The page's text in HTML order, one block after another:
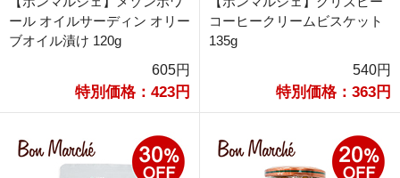
ール オイルサーディン オリー
ブオイル漬け 120g
605円
特別価格：423円
コーヒークリームビスケット
135g
540円
特別価格：363円